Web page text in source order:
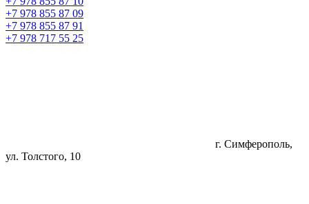
+7 978 855 87 09
+7 978 855 87 91
+7 978 717 55 25
г. Симферополь,
ул. Толстого, 10